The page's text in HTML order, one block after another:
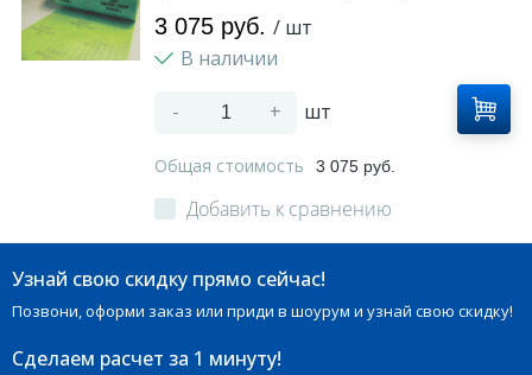
3 075 руб. / шт
В наличии
- + шт
Общая стоимость 3 075 руб.
Добавить к сравнению
Узнай свою скидку прямо сейчас!
Позвони, оформи заказ или приди в шоурум и узнай свою скидку!
Сделаем расчет за 1 минуту!